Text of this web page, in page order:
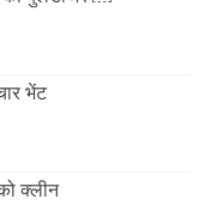
भेंट
क्लीन